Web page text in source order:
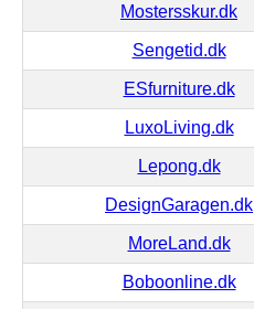
Mostersskur.dk
Sengetid.dk
ESfurniture.dk
LuxoLiving.dk
Lepong.dk
DesignGaragen.dk
MoreLand.dk
Boboonline.dk